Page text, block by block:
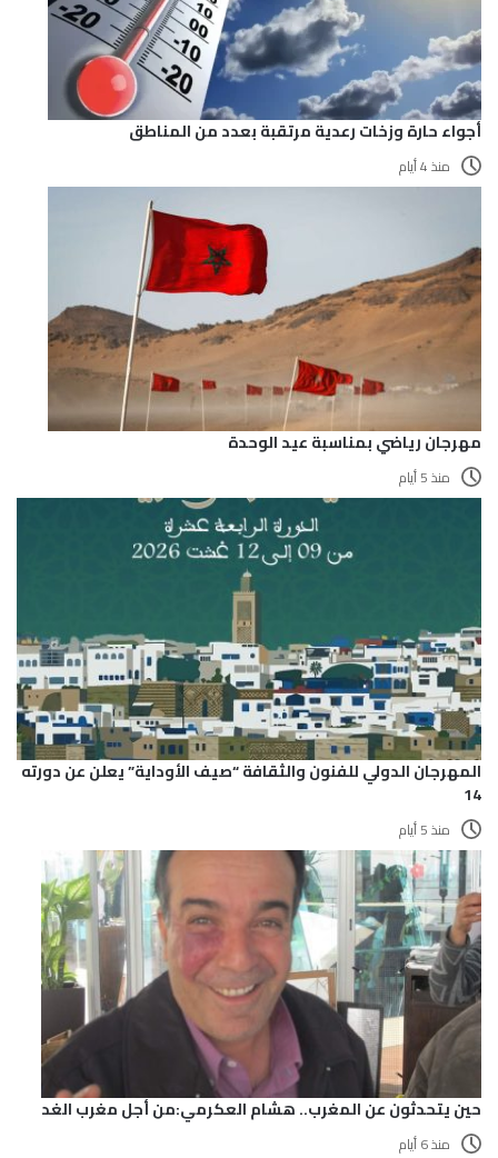
أجواء حارة وزخات رعدية مرتقبة بعدد من المناطق
منذ 4 أيام
مهرجان رياضي بمناسبة عيد الوحدة
منذ 5 أيام
المهرجان الدولي للفنون والثقافة “صيف الأوداية” يعلن عن دورته
14
منذ 5 أيام
حين يتحدثون عن المغرب.. هشام العكرمي:من أجل مغرب الغد
منذ 6 أيام